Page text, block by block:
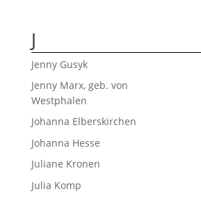
J
Jenny Gusyk
Jenny Marx, geb. von
Westphalen
Johanna Elberskirchen
Johanna Hesse
Juliane Kronen
Julia Komp